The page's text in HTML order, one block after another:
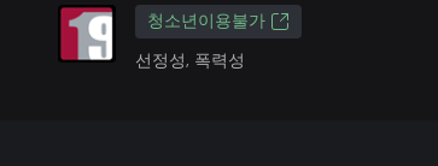
청소년이용불가
선정성, 폭력성